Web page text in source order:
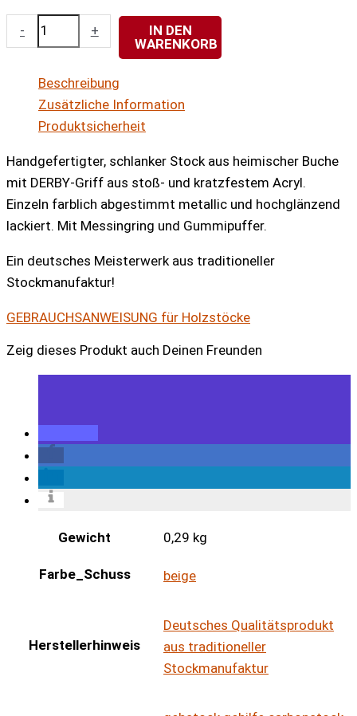
-
Perlmutt-
Derby
hellblond
Menge
+
IN DEN
WARENKORB
Beschreibung
Zusätzliche Information
Produktsicherheit
Handgefertigter, schlanker Stock aus heimischer Buche
mit DERBY-Griff aus stoß- und kratzfestem Acryl.
Einzeln farblich abgestimmt metallic und hochglänzend
lackiert. Mit Messingring und Gummipuffer.
Ein deutsches Meisterwerk aus traditioneller
Stockmanufaktur!
GEBRAUCHSANWEISUNG für Holzstöcke
Zeig dieses Produkt auch Deinen Freunden
Gewicht 0,29 kg
Farbe_Schuss beige
Herstellerhinweis
Deutsches Qualitätsprodukt
aus traditioneller
Stockmanufaktur